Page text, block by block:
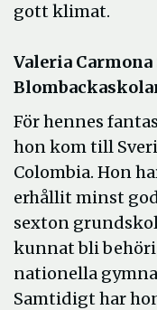
gott klimat.
Valeria Carmona
För hennes
hon kom till
Colombia. Hon
erhållit minst
sexton
kunnat bli
nationella
Samtidigt har